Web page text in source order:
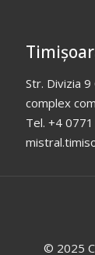
Str. Divizia 9
complex
Tel. +4
© 2025